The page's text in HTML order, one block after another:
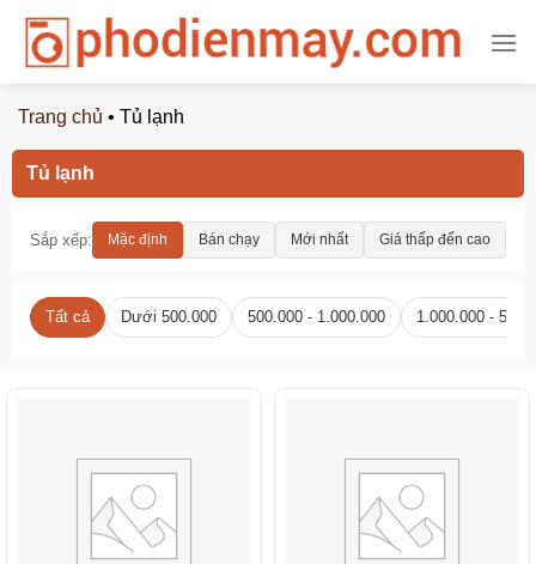
Chuyển
Trang chủ • Tủ lạnh
Tủ lạnh
Sắp xếp: Mặc định Bán chạy Mới nhất Giá thấp đến cao
Tất cả Dưới 500.000 500.000 - 1.000.000 1.000.000 -